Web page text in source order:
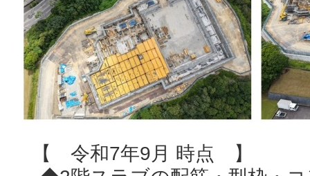
【 令和7年9月 時点 】